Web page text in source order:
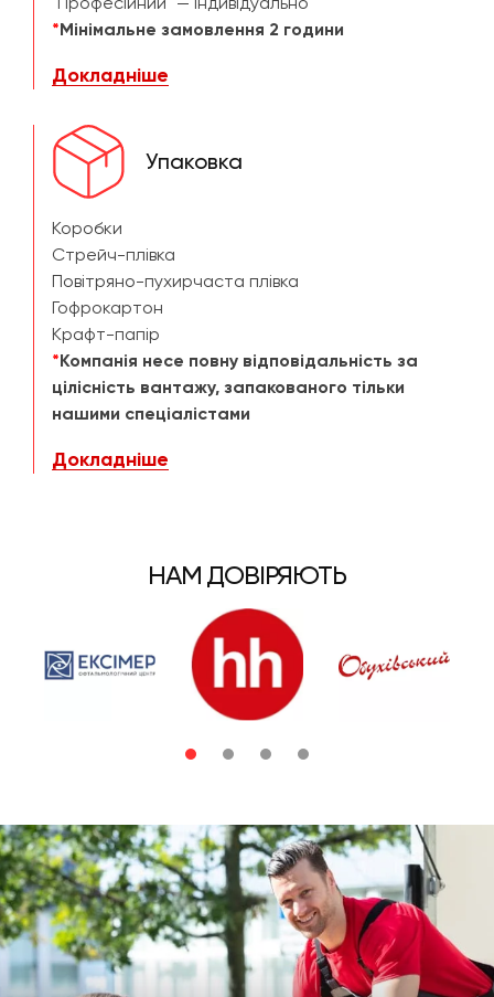
*Мінімальне замовлення 2 години
Докладніше
Упаковка
Коробки
Стрейч-плівка
Повітряно-пухирчаста плівка
Гофрокартон
Крафт-папір
*Компанія несе повну відповідальність за
цілісність вантажу, запакованого тільки
нашими спеціалістами
Докладніше
НАМ ДОВІРЯЮТЬ